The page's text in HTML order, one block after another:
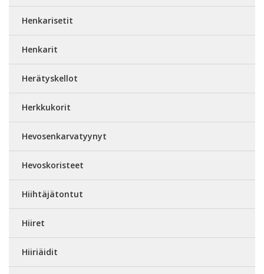
Henkarisetit
Henkarit
Herätyskellot
Herkkukorit
Hevosenkarvatyynyt
Hevoskoristeet
Hiihtäjätontut
Hiiret
Hiiriäidit